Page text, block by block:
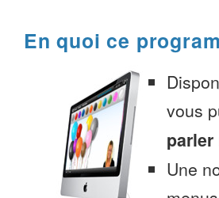
En quoi ce
vous
parler
Une